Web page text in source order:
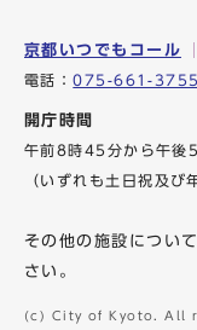
京都いつでもコール
電話：075-661-3755
開庁時間
午前8時45分から午後
（いずれも土日祝及び
その他の施設につい
さい。
(c) City of Kyoto. All